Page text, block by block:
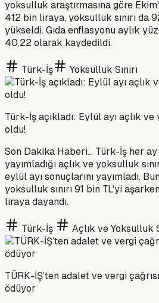
yoksulluk araştırmasına göre
412 bin liraya, yoksulluk sınırı da
yükseldi. Gıda enflasyonu aylık
40,22 olarak kaydedildi.
Türk-İş Yoksulluk Sınırı
Türk-İş açıkladı: Eylül ayı açlık ve
oldu!
Son Dakika Haberi... Türk-İş her
yayımladığı açlık ve yoksulluk
eylül ayı sonuçlarını yayımladı.
yoksulluk sınırı 91 bin TL'yi
liraya dayandı.
Türk-İş Açlık ve Yoksulluk
TÜRK-İŞ’ten adalet ve vergi
ödüyor